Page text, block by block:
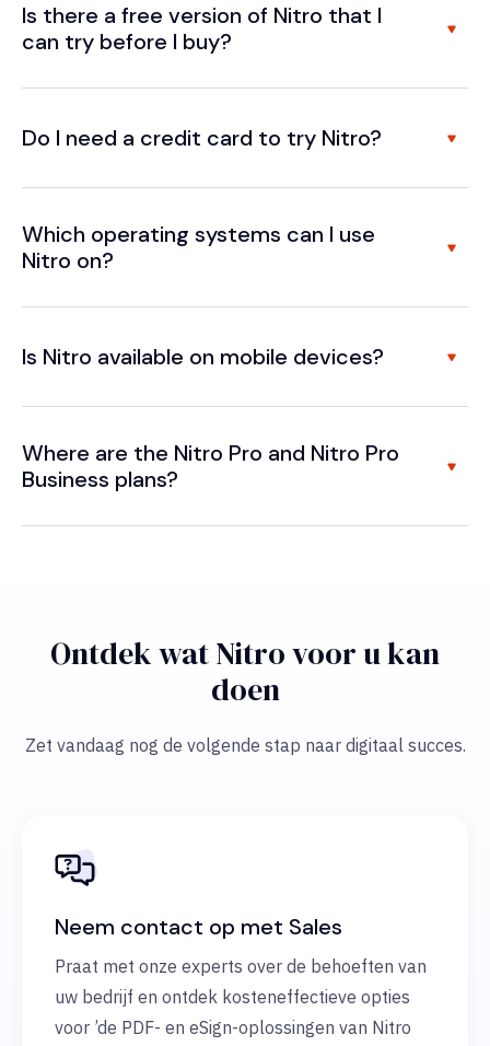
Is there a free version of Nitro that I
can try before I buy?
Do I need a credit card to try Nitro?
Which operating systems can I use
Nitro on?
Is Nitro available on mobile devices?
Where are the Nitro Pro and Nitro Pro
Business plans?
Ontdek wat Nitro voor u kan
doen
Zet vandaag nog de volgende stap naar digitaal succes.
Neem contact op met Sales
Praat met onze experts over de behoeften van
uw bedrijf en ontdek kosteneffectieve opties
voor ’de PDF- en eSign-oplossingen van Nitro